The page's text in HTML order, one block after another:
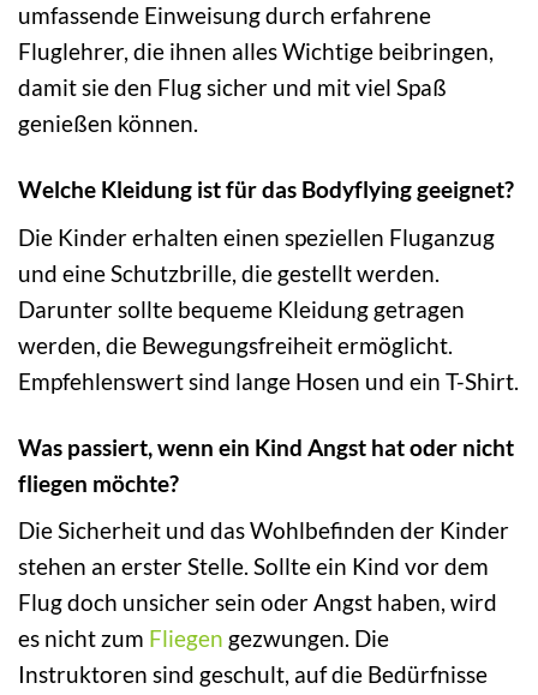
umfassende Einweisung durch erfahrene
Fluglehrer, die ihnen alles Wichtige beibringen,
damit sie den Flug sicher und mit viel Spaß
genießen können.
Welche Kleidung ist für das Bodyflying geeignet?
Die Kinder erhalten einen speziellen Fluganzug
und eine Schutzbrille, die gestellt werden.
Darunter sollte bequeme Kleidung getragen
werden, die Bewegungsfreiheit ermöglicht.
Empfehlenswert sind lange Hosen und ein T-Shirt.
Was passiert, wenn ein Kind Angst hat oder nicht
fliegen möchte?
Die Sicherheit und das Wohlbefinden der Kinder
stehen an erster Stelle. Sollte ein Kind vor dem
Flug doch unsicher sein oder Angst haben, wird
es nicht zum Fliegen gezwungen. Die
Instruktoren sind geschult, auf die Bedürfnisse